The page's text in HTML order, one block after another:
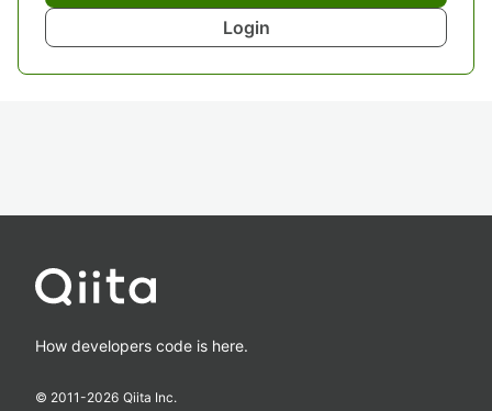
Login
How developers code is here.
© 2011-2026 Qiita Inc.